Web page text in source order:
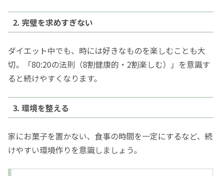
2. 完璧を求めすぎない
ダイエット中でも、時には好きなものを楽しむことも大
切。「80:20の法則（8割健康的・2割楽しむ）」を意識す
ると続けやすくなります。
3. 環境を整える
家にお菓子を置かない、食事の時間を一定にするなど、続
けやすい環境作りを意識しましょう。